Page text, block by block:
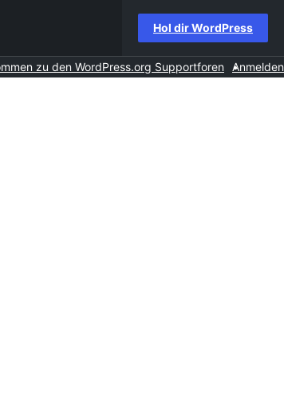
Hol dir WordPress
zu den WordPress.org Supportforen Anmelden